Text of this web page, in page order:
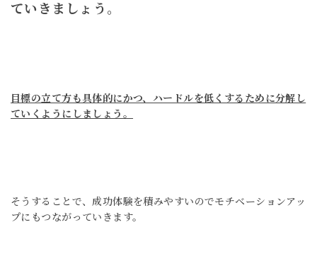
ていきましょう。
目標の立て方も具体的にかつ、ハードルを低くするために分解し
ていくようにしましょう。
そうすることで、 成功体験を積みやすいのでモチベーションアッ
プにもつながっていきます。